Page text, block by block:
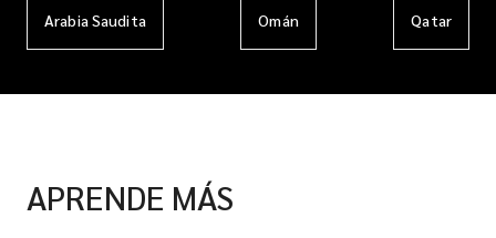
Arabia Saudita Omán Qatar
APRENDE MÁS